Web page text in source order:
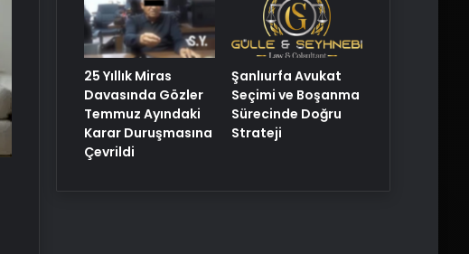
25 Yıllık Miras
Davasında Gözler
Temmuz Ayındaki
Karar Duruşmasına
Çevrildi
Şanlıurfa Avukat
Seçimi ve Boşanma
Sürecinde Doğru
Strateji